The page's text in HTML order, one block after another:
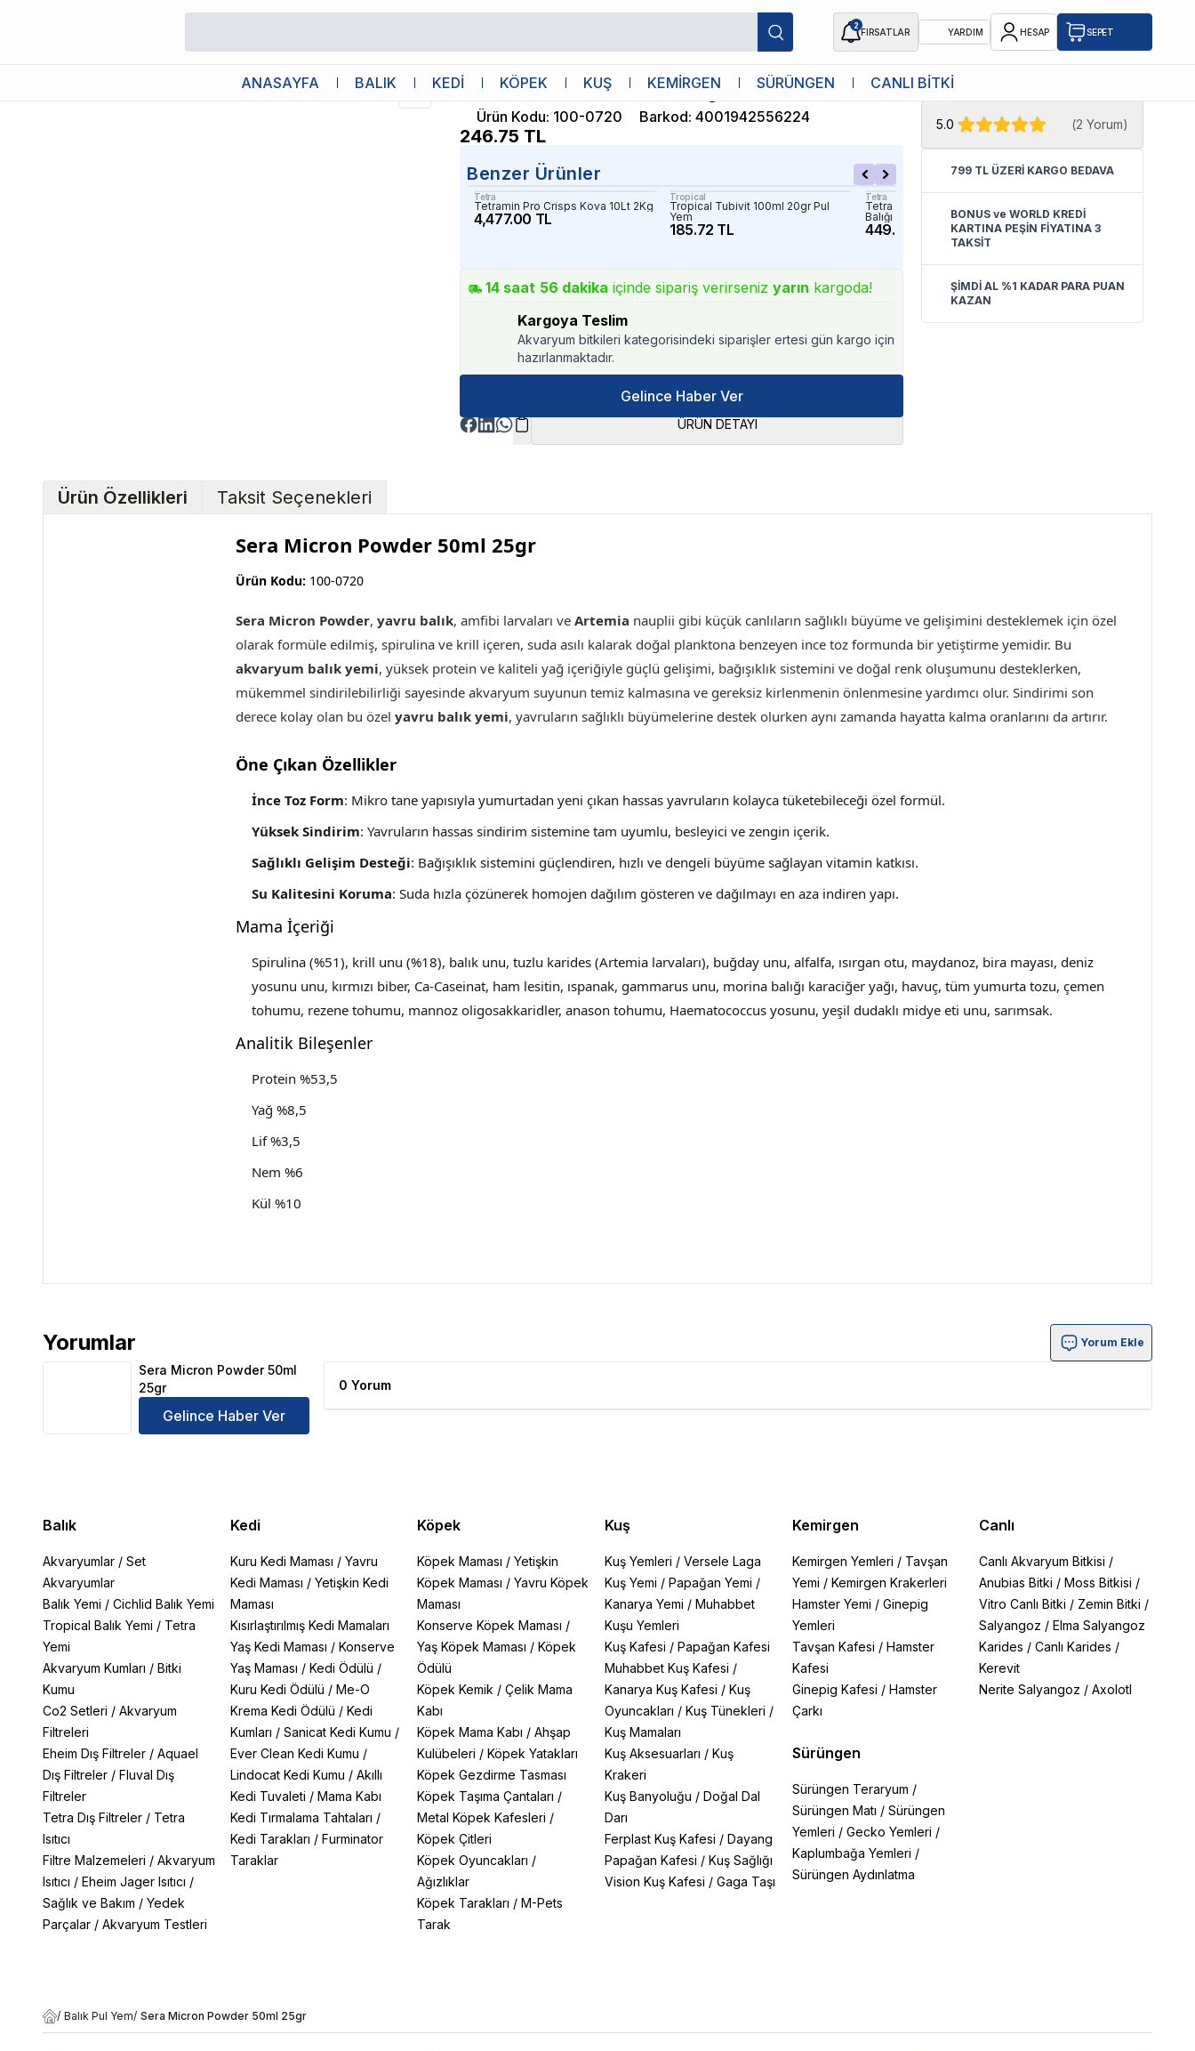
2
FIRSATLAR YARDIM HESAP SEPET
ANASAYFA BALIK KEDİ KÖPEK KUŞ KEMİRGEN SÜRÜNGEN CANLI BİTKİ
Sera
Sera Micron Powder 50ml 25gr
Ürün Kodu: 100-0720 Barkod:4001942556224
246.75 TL
Benzer Ürünler
Tetra
Tetramin Pro Crisps Kova 10Lt 2Kg
4,477.00 TL
Tropical
Tropical Tubivit 100ml 20gr Pul
Yem
185.72 TL
Tetra
Tetra Goldfish 500ml - Japon
Balığı Yemi
449.90 TL
Tetra
Tetra Cichlid XL Flakes
1,062.72 TL
14 saat 56 dakika içinde sipariş verirseniz yarın kargoda!
Kargoya Teslim
Akvaryum bitkileri kategorisindeki siparişler ertesi gün kargo için
hazırlanmaktadır.
Gelince Haber Ver
ÜRÜN DETAYI
★ Atakan Petshop,
satıcısıdır.
5.0 (2 Yorum)
799 TL ÜZERİ KARGO BEDAVA
BONUS ve WORLD KREDİ
KARTINA PEŞİN FİYATINA 3
TAKSİT
ŞİMDİ AL %1 KADAR PARA PUAN
KAZAN
Ürün Özellikleri Taksit Seçenekleri
Sera Micron Powder 50ml 25gr
Ürün Kodu: 100-0720
Sera Micron Powder, yavru balık, amfibi larvaları ve Artemia nauplii gibi küçük canlıların sağlıklı büyüme ve gelişimini desteklemek için özel
olarak formüle edilmiş, spirulina ve krill içeren, suda asılı kalarak doğal planktona benzeyen ince toz formunda bir yetiştirme yemidir. Bu
akvaryum balık yemi, yüksek protein ve kaliteli yağ içeriğiyle güçlü gelişimi, bağışıklık sistemini ve doğal renk oluşumunu desteklerken,
mükemmel sindirilebilirliği sayesinde akvaryum suyunun temiz kalmasına ve gereksiz kirlenmenin önlenmesine yardımcı olur. Sindirimi son
derece kolay olan bu özel yavru balık yemi, yavruların sağlıklı büyümelerine destek olurken aynı zamanda hayatta kalma oranlarını da artırır.
Öne Çıkan Özellikler
İnce Toz Form: Mikro tane yapısıyla yumurtadan yeni çıkan hassas yavruların kolayca tüketebileceği özel formül.
Yüksek Sindirim: Yavruların hassas sindirim sistemine tam uyumlu, besleyici ve zengin içerik.
Sağlıklı Gelişim Desteği: Bağışıklık sistemini güçlendiren, hızlı ve dengeli büyüme sağlayan vitamin katkısı.
Su Kalitesini Koruma: Suda hızla çözünerek homojen dağılım gösteren ve dağılmayı en aza indiren yapı.
Mama İçeriği
Spirulina (%51), krill unu (%18), balık unu, tuzlu karides (Artemia larvaları), buğday unu, alfalfa, ısırgan otu, maydanoz, bira mayası, deniz
yosunu unu, kırmızı biber, Ca-Caseinat, ham lesitin, ıspanak, gammarus unu, morina balığı karaciğer yağı, havuç, tüm yumurta tozu, çemen
tohumu, rezene tohumu, mannoz oligosakkaridler, anason tohumu, Haematococcus yosunu, yeşil dudaklı midye eti unu, sarımsak.
Analitik Bileşenler
Protein %53,5
Yağ %8,5
Lif %3,5
Nem %6
Kül %10
Yorumlar
Sera Micron Powder 50ml 25gr Ürün Yorumları
Yorum Ekle
Sera Micron Powder 50ml
25gr
Gelince Haber Ver
0 Yorum
Balık
Akvaryumlar / Set
Akvaryumlar
Balık Yemi / Cichlid Balık Yemi
Tropical Balık Yemi / Tetra
Yemi
Akvaryum Kumları / Bitki
Kumu
Co2 Setleri / Akvaryum
Filtreleri
Eheim Dış Filtreler / Aquael
Dış Filtreler / Fluval Dış
Filtreler
Tetra Dış Filtreler / Tetra
Isıtıcı
Filtre Malzemeleri / Akvaryum
Isıtıcı / Eheim Jager Isıtıcı /
Sağlık ve Bakım / Yedek
Parçalar / Akvaryum Testleri
Kedi
Kuru Kedi Maması / Yavru
Kedi Maması / Yetişkin Kedi
Maması
Kısırlaştırılmış Kedi Mamaları
Yaş Kedi Maması / Konserve
Yaş Maması / Kedi Ödülü /
Kuru Kedi Ödülü / Me-O
Krema Kedi Ödülü / Kedi
Kumları / Sanicat Kedi Kumu /
Ever Clean Kedi Kumu /
Lindocat Kedi Kumu / Akıllı
Kedi Tuvaleti / Mama Kabı
Kedi Tırmalama Tahtaları /
Kedi Tarakları / Furminator
Taraklar
Köpek
Köpek Maması /Yetişkin
Köpek Maması /Yavru Köpek
Maması
Konserve Köpek Maması /
Yaş Köpek Maması /Köpek
Ödülü
Köpek Kemik /Çelik Mama
Kabı
Köpek Mama Kabı /Ahşap
Kulübeleri /Köpek Yatakları
Köpek Gezdirme Tasması
Köpek Taşıma Çantaları /
Metal Köpek Kafesleri /
Köpek Çitleri
Köpek Oyuncakları /
Ağızlıklar
Köpek Tarakları /M-Pets
Tarak
Kuş
Kuş Yemleri / Versele Laga
Kuş Yemi / Papağan Yemi /
Kanarya Yemi / Muhabbet
Kuşu Yemleri
Kuş Kafesi / Papağan Kafesi
Muhabbet Kuş Kafesi /
Kanarya Kuş Kafesi / Kuş
Oyuncakları / Kuş Tünekleri /
Kuş Mamaları
Kuş Aksesuarları / Kuş
Krakeri
Kuş Banyoluğu / Doğal Dal
Darı
Ferplast Kuş Kafesi / Dayang
Papağan Kafesi / Kuş Sağlığı
Vision Kuş Kafesi / Gaga Taşı
Kemirgen
Kemirgen Yemleri / Tavşan
Yemi / Kemirgen Krakerleri
Hamster Yemi / Ginepig
Yemleri
Tavşan Kafesi / Hamster
Kafesi
Ginepig Kafesi / Hamster
Çarkı
Sürüngen
Sürüngen Teraryum /
Sürüngen Matı / Sürüngen
Yemleri / Gecko Yemleri /
Kaplumbağa Yemleri /
Sürüngen Aydınlatma
Canlı
Canlı Akvaryum Bitkisi /
Anubias Bitki /Moss Bitkisi /
Vitro Canlı Bitki / Zemin Bitki /
Salyangoz /Elma Salyangoz
Karides /Canlı Karides /
Kerevit
Nerite Salyangoz /Axolotl
/ Balık Pul Yem/ Sera Micron Powder 50ml 25gr